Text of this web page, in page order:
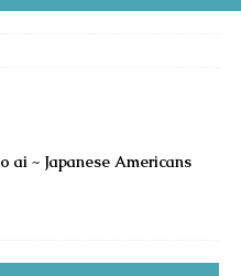
ai ~ Japanese Americans